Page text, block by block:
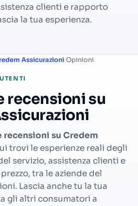
clienti e rapporto
la tua esperienza.
Assicurazioni Opinioni
recensioni su
su Credem
trovi le esperienze reali degli
servizio, assistenza clienti e
tra le aziende del
Lascia anche tu la tua
gli altri consumatori a